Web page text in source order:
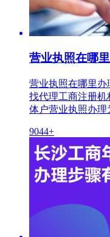
营业执照在哪
营业执照在哪里
找代理工商注册
体户营业执照办理
9044+